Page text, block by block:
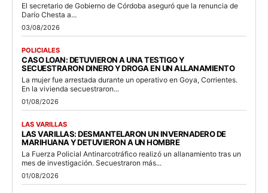
El secretario de Gobierno de Córdoba aseguró que la renuncia de
Darío Chesta a...
03/08/2026
POLICIALES
CASO LOAN: DETUVIERON A UNA TESTIGO Y
SECUESTRARON DINERO Y DROGA EN UN ALLANAMIENTO
La mujer fue arrestada durante un operativo en Goya, Corrientes.
En la vivienda secuestraron...
01/08/2026
LAS VARILLAS
LAS VARILLAS: DESMANTELARON UN INVERNADERO DE
MARIHUANA Y DETUVIERON A UN HOMBRE
La Fuerza Policial Antinarcotráfico realizó un allanamiento tras un
mes de investigación. Secuestraron más...
01/08/2026